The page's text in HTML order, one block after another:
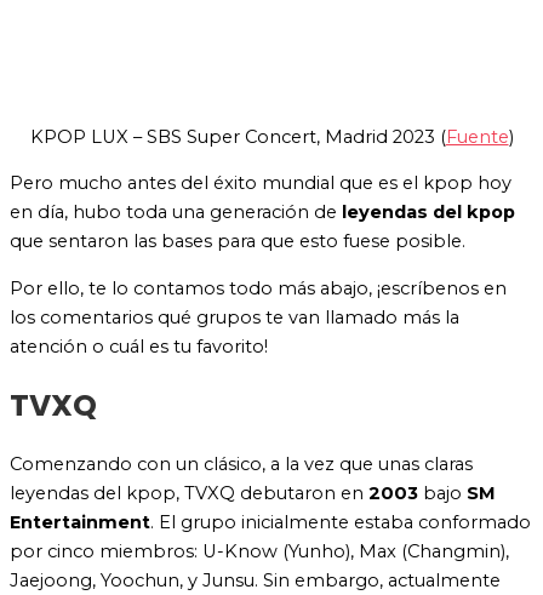
KPOP LUX – SBS Super Concert, Madrid 2023 (Fuente)
Pero mucho antes del éxito mundial que es el kpop hoy
en día, hubo toda una generación de leyendas del kpop
que sentaron las bases para que esto fuese posible.
Por ello, te lo contamos todo más abajo, ¡escríbenos en
los comentarios qué grupos te van llamado más la
atención o cuál es tu favorito!
TVXQ
Comenzando con un clásico, a la vez que unas claras
leyendas del kpop, TVXQ debutaron en 2003 bajo SM
Entertainment. El grupo inicialmente estaba conformado
por cinco miembros: U-Know (Yunho), Max (Changmin),
Jaejoong, Yoochun, y Junsu. Sin embargo, actualmente